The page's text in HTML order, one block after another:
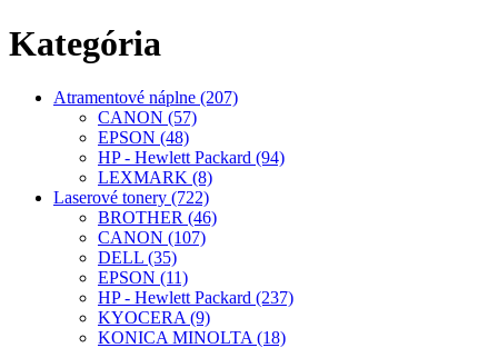
Kategória
Atramentové náplne (207)
CANON (57)
EPSON (48)
HP - Hewlett Packard (94)
LEXMARK (8)
Laserové tonery (722)
BROTHER (46)
CANON (107)
DELL (35)
EPSON (11)
HP - Hewlett Packard (237)
KYOCERA (9)
KONICA MINOLTA (18)